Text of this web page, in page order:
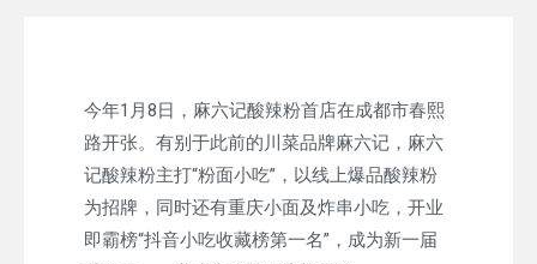
今年1月8日，麻六记酸辣粉首店在成都市春熙
路开张。有别于此前的川菜品牌麻六记，麻六
记酸辣粉主打“粉面小吃”，以线上爆品酸辣粉
为招牌，同时还有重庆小面及炸串小吃，开业
即霸榜“抖音小吃收藏榜第一名”，成为新一届